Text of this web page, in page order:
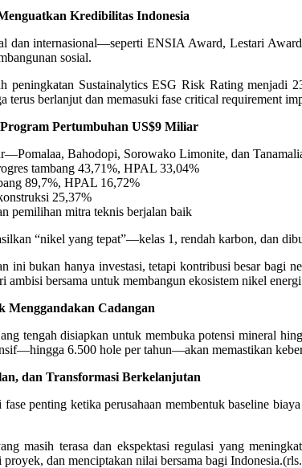
Kredibilitas Indonesia
dan internasional—seperti ENSIA Award, Lestari
sosial.
peningkatan Sustainalytics ESG Risk Rating menjadi
berlanjut dan memasuki fase critical requirement
Pertumbuhan US$9 Miliar
Bahodopi, Sorowako Limonite, dan
tambang 43,71%, HPAL 33,04%
89,7%, HPAL 16,72%
25,37%
pemilihan mitra teknis berjalan baik
“nikel yang tepat”—kelas 1, rendah karbon, dan
ini bukan hanya investasi, tetapi kontribusi besar bagi
ambisi bersama untuk membangun ekosistem nikel
Menggandakan Cadangan
tengah disiapkan untuk membuka potensi mineral
6.500 hole per tahun—akan memastikan
dan Transformasi Berkelanjutan
fase penting ketika perusahaan membentuk baseline
masih terasa dan ekspektasi regulasi yang
proyek, dan menciptakan nilai bersama bagi